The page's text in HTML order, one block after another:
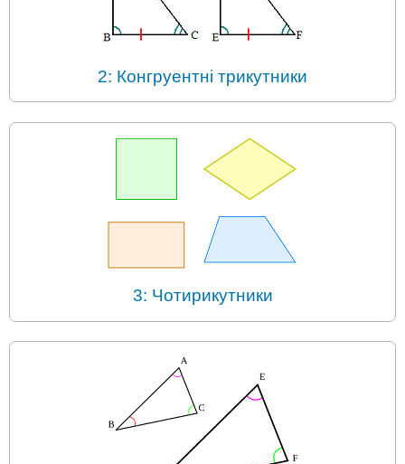
2: Конгруентні трикутники
3: Чотирикутники